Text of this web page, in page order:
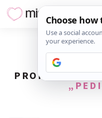
PRONAĐENO12